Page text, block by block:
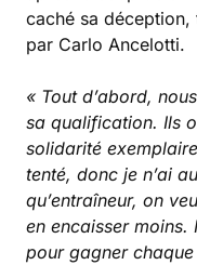
caché sa déception,
par Carlo Ancelotti.
« Tout d’abord,
sa qualification. Ils
solidarité
tenté, donc je n’ai
qu’entraîneur, on
en encaisser moins.
pour gagner